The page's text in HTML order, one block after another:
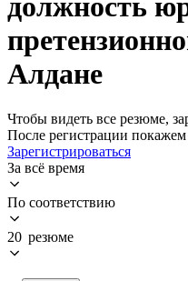
должность
Алдане
Чтобы видеть все резюме,
После регистрации
Зарегистрироваться
За всё время
По соответствию
20 резюме